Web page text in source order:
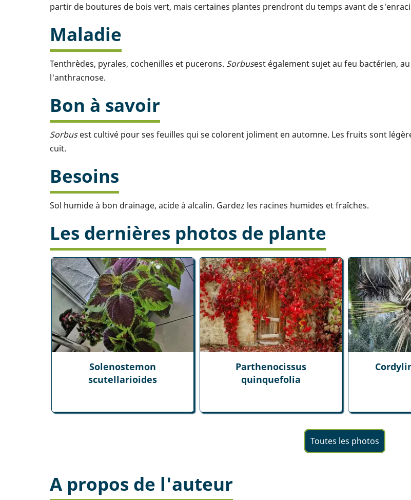
partir de boutures de bois vert, mais certaines plantes prendront du temps avant de
Maladie
Tenthrèdes, pyrales, cochenilles et pucerons. Sorbusest également sujet au feu bactérien,
l'anthracnose.
Bon à savoir
Sorbusest cultivé pour ses feuilles qui se colorent joliment en automne. Les fruits sont
cuit.
Besoins
Sol humide à bon drainage, acide à alcalin. Gardez les racines humides et fraîches.
Les dernières photos de plante
Solenostemon
scutellarioides
Parthenocissus
quinquefolia
Toutes les photos
A propos de l'auteur